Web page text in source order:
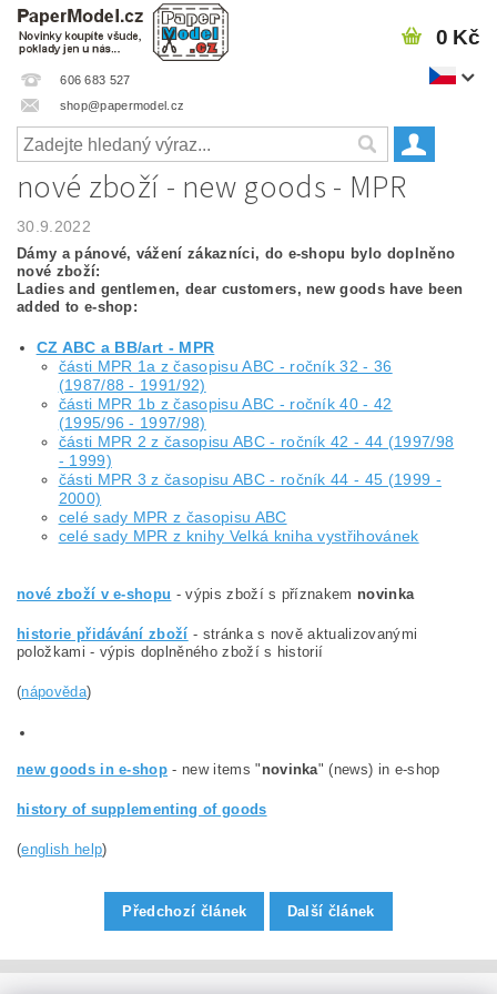
606 683 527
shop@papermodel.cz
0 Kč
nové zboží - new goods - MPR
30.9.2022
Dámy a pánové, vážení zákazníci, do e-shopu bylo doplněno
nové zboží:
Ladies and gentlemen, dear customers, new goods have been
added to e-shop:
CZ ABC a BB/art - MPR
části MPR 1a z časopisu ABC - ročník 32 - 36
(1987/88 - 1991/92)
části MPR 1b z časopisu ABC - ročník 40 - 42
(1995/96 - 1997/98)
části MPR 2 z časopisu ABC - ročník 42 - 44 (1997/98
- 1999)
části MPR 3 z časopisu ABC - ročník 44 - 45 (1999 -
2000)
celé sady MPR z časopisu ABC
celé sady MPR z knihy Velká kniha vystřihovánek
nové zboží v e-shopu - výpis zboží s příznakem novinka
historie přidávání zboží - stránka s nově aktualizovanými
položkami - výpis doplněného zboží s historií
(nápověda)
new goods in e-shop - new items " novinka" (news) in e-shop
history of supplementing of goods
(english help)
Předchozí článek Další článek